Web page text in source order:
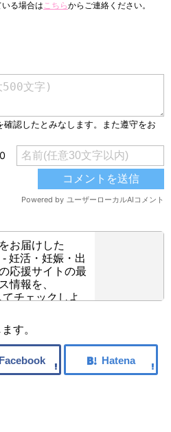
る場合はこちらからご連絡ください。
お届けした
- 妊活・妊娠・出
応援サイトの最
情報を、
てチェックしよ
す。